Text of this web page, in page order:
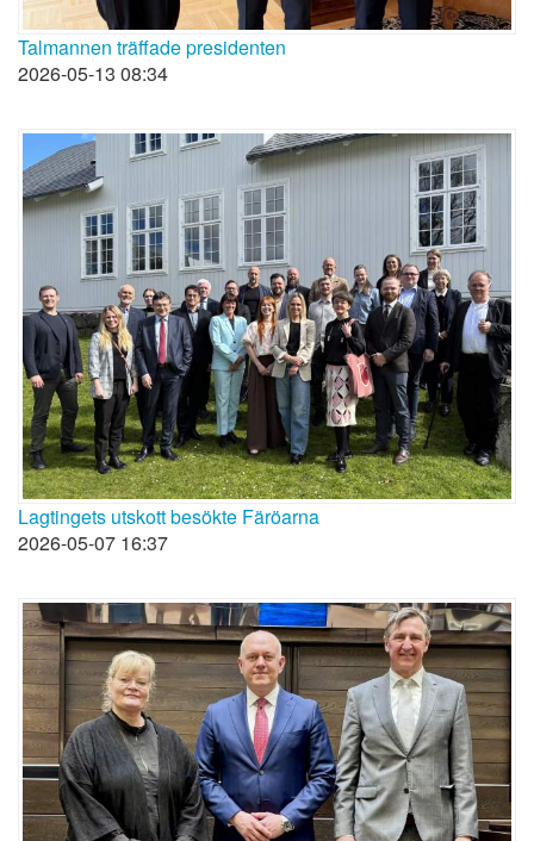
Talmannen träffade presidenten
2026-05-13 08:34
Lagtingets utskott besökte Färöarna
2026-05-07 16:37